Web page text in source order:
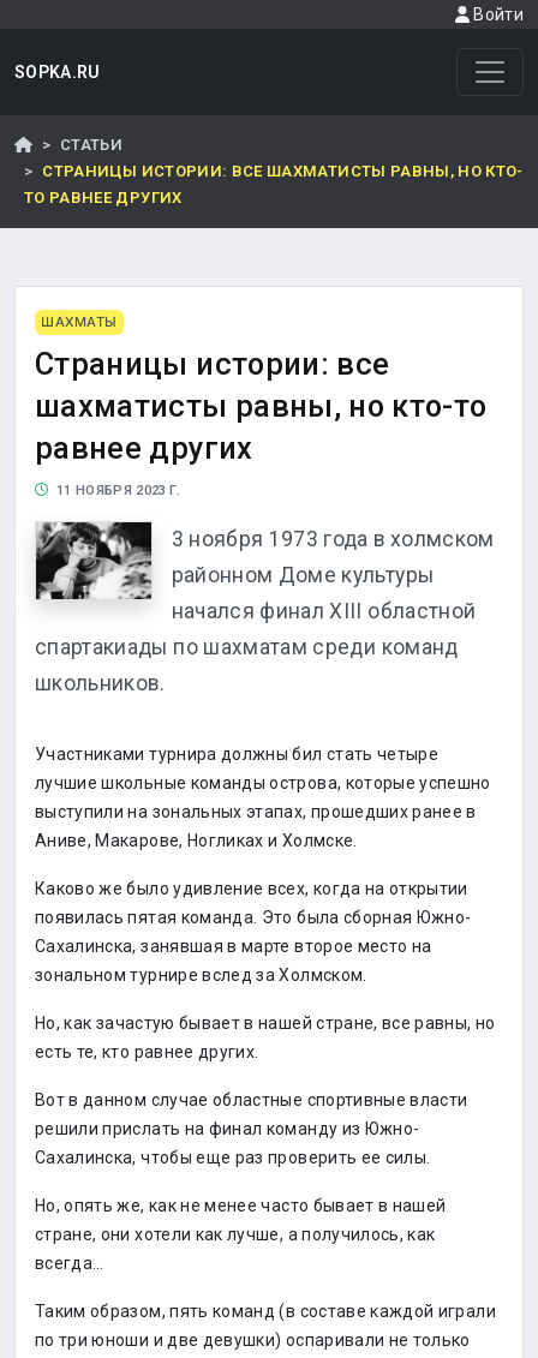
Войти
SOPKA.RU
СТАТЬИ
СТРАНИЦЫ ИСТОРИИ: ВСЕ ШАХМАТИСТЫ РАВНЫ, НО КТО-
ТО РАВНЕЕ ДРУГИХ
ШАХМАТЫ
Страницы истории: все
шахматисты равны, но кто-то
равнее других
11 НОЯБРЯ 2023 Г.
3 ноября 1973 года в холмском
районном Доме культуры
начался финал XIII областной
спартакиады по шахматам среди команд
школьников.
Участниками турнира должны бил стать четыре
лучшие школьные команды острова, которые успешно
выступили на зональных этапах, прошедших ранее в
Аниве, Макарове, Ногликах и Холмске.
Каково же было удивление всех, когда на открытии
появилась пятая команда. Это была сборная Южно-
Сахалинска, занявшая в марте второе место на
зональном турнире вслед за Холмском.
Но, как зачастую бывает в нашей стране, все равны, но
есть те, кто равнее других.
Вот в данном случае областные спортивные власти
решили прислать на финал команду из Южно-
Сахалинска, чтобы еще раз проверить ее силы.
Но, опять же, как не менее часто бывает в нашей
стране, они хотели как лучше, а получилось, как
всегда…
Таким образом, пять команд (в составе каждой играли
по три юноши и две девушки) оспаривали не только